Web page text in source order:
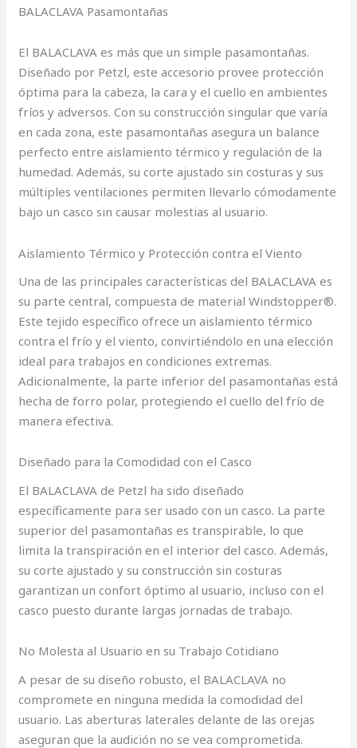
BALACLAVA Pasamontañas
El BALACLAVA es más que un simple pasamontañas.
Diseñado por Petzl, este accesorio provee protección
óptima para la cabeza, la cara y el cuello en ambientes
fríos y adversos. Con su construcción singular que varía
en cada zona, este pasamontañas asegura un balance
perfecto entre aislamiento térmico y regulación de la
humedad. Además, su corte ajustado sin costuras y sus
múltiples ventilaciones permiten llevarlo cómodamente
bajo un casco sin causar molestias al usuario.
Aislamiento Térmico y Protección contra el Viento
Una de las principales características del BALACLAVA es
su parte central, compuesta de material Windstopper®.
Este tejido específico ofrece un aislamiento térmico
contra el frío y el viento, convirtiéndolo en una elección
ideal para trabajos en condiciones extremas.
Adicionalmente, la parte inferior del pasamontañas está
hecha de forro polar, protegiendo el cuello del frío de
manera efectiva.
Diseñado para la Comodidad con el Casco
El BALACLAVA de Petzl ha sido diseñado
específicamente para ser usado con un casco. La parte
superior del pasamontañas es transpirable, lo que
limita la transpiración en el interior del casco. Además,
su corte ajustado y su construcción sin costuras
garantizan un confort óptimo al usuario, incluso con el
casco puesto durante largas jornadas de trabajo.
No Molesta al Usuario en su Trabajo Cotidiano
A pesar de su diseño robusto, el BALACLAVA no
compromete en ninguna medida la comodidad del
usuario. Las aberturas laterales delante de las orejas
aseguran que la audición no se vea comprometida.